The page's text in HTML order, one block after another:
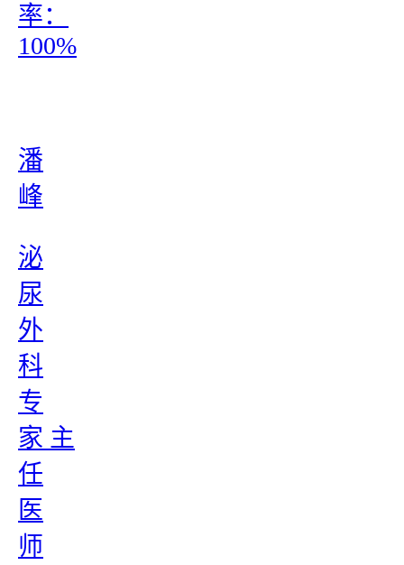
率：
100%
潘
峰
泌
尿
外
科
专
家 主
任
医
师